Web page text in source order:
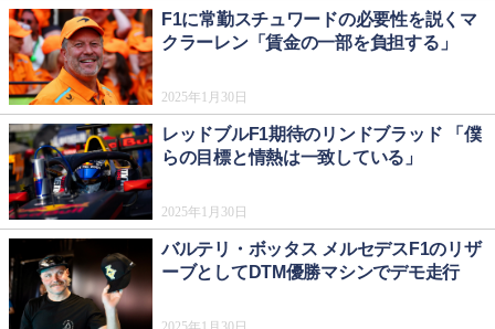
F1に常勤スチュワードの必要性を説くマ
クラーレン「賃金の一部を負担する」
2025年1月30日
レッドブルF1期待のリンドブラッド 「僕
らの目標と情熱は一致している」
2025年1月30日
バルテリ・ボッタス メルセデスF1のリザ
ーブとしてDTM優勝マシンでデモ走行